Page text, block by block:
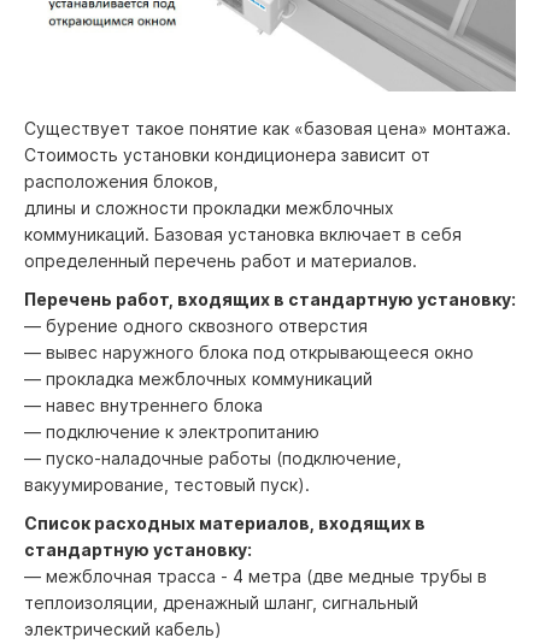
Существует такое понятие как «базовая цена» монтажа.
Стоимость установки кондиционера зависит от
расположения блоков,
длины и сложности прокладки межблочных
коммуникаций. Базовая установка включает в себя
определенный перечень работ и материалов.
Перечень работ, входящих в стандартную установку:
— бурение одного сквозного отверстия
— вывес наружного блока под открывающееся окно
— прокладка межблочных коммуникаций
— навес внутреннего блока
— подключение к электропитанию
— пуско-наладочные работы (подключение,
вакуумирование, тестовый пуск).
Список расходных материалов, входящих в
стандартную установку:
— межблочная трасса - 4 метра (две медные трубы в
теплоизоляции, дренажный шланг, сигнальный
электрический кабель)